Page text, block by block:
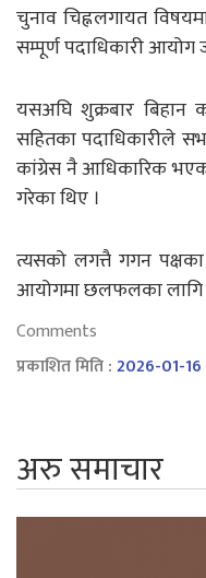
चुनाव चिह्नलगायत
सम्पूर्ण पदाधिकारी आयोग
यसअघि शुक्रबार बिहान
सहितका पदाधिकारीले
कांग्रेस नै आधिकारिक
गरेका थिए ।
त्यसको लगत्तै गगन
आयोगमा छलफलका लागि
Comments
प्रकाशित मिति :2026-01-16
अरु समाचार